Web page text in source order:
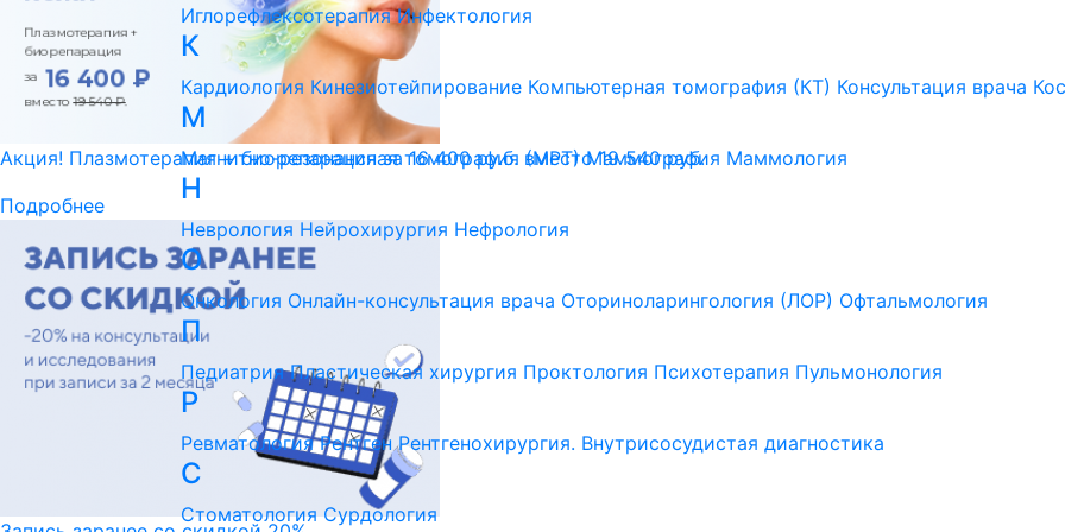
Акция! Плазмотерапия + биорепарация за 16 400 ру.б. вместо 19 540 руб.
Подробнее
Иглорефлексотерапия Инфектология
К
Кардиология Кинезиотейпирование Компьютерная томография (КТ) Консультация врача
М
Магнитно-резонансная томография (МРТ) Маммография Маммология
Н
Неврология Нейрохирургия Нефрология
О
Онкология Онлайн-консультация врача Оториноларингология (ЛОР) Офтальмология
П
Педиатрия Пластическая хирургия Проктология Психотерапия Пульмонология
Р
Ревматология Рентген Рентгенохирургия. Внутрисосудистая диагностика
С
Стоматология Сурдология